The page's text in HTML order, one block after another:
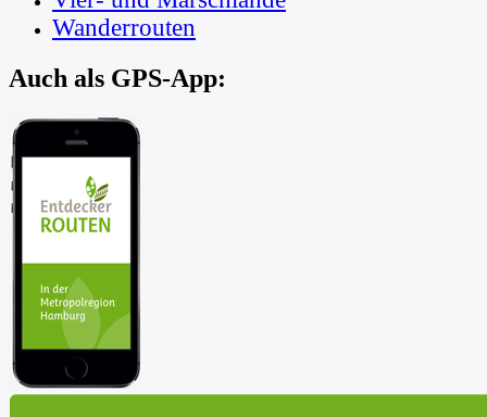
Wanderrouten
In der Metropolregion Hamburg
Auch als GPS-App: